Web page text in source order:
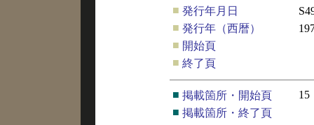
■ 発行年月日
■ 発行年（西暦）
■ 開始頁
■ 終了頁
■ 掲載箇所・開始頁
15
■ 掲載箇所・終了頁